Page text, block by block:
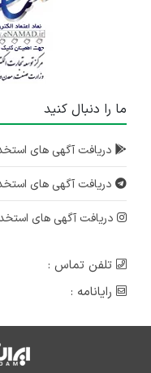
ما را دنبال کنید
دریافت آگهی های
دریافت آگهی های
دریافت آگهی های
تلفن تماس :
رایانامه :